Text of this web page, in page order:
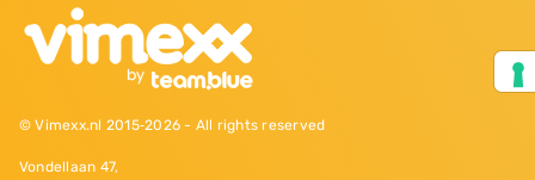
© Vimexx.nl 2015‐2026 - All rights reserved
Vondellaan 47,